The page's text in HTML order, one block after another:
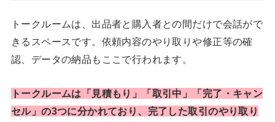
トークルームは、出品者と購入者との間だけで会話がで
きるスペースです。依頼内容のやり取りや修正等の確
認、データの納品もここで行われます。
トークルームは「見積もり」「取引中」「完了・キャン
セル」の3つに分かれており、完了した取引のやり取り